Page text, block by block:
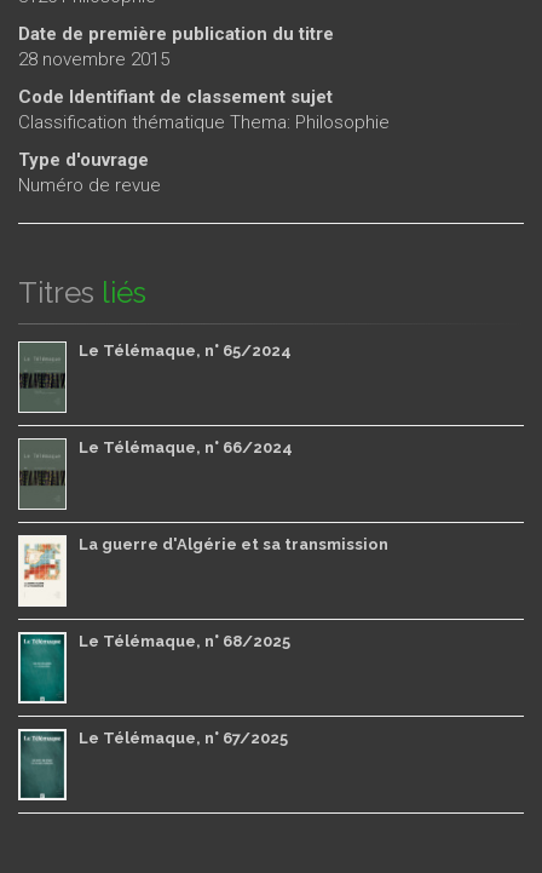
Date de première publication du titre
28 novembre 2015
Code Identifiant de classement sujet
Classification thématique Thema: Philosophie
Type d'ouvrage
Numéro de revue
Titres liés
Le Télémaque, n° 65/2024
Le Télémaque, n° 66/2024
La guerre d'Algérie et sa transmission
Le Télémaque, n° 68/2025
Le Télémaque, n° 67/2025